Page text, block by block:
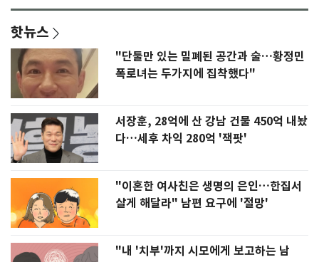
핫뉴스
"단둘만 있는 밀폐된 공간과 술…황정민
폭로녀는 두가지에 집착했다"
서장훈, 28억에 산 강남 건물 450억 내놨
다…세후 차익 280억 '잭팟'
"이혼한 여사친은 생명의 은인…한집서
살게 해달라" 남편 요구에 '절망'
"내 '치부'까지 시모에게 보고하는 남